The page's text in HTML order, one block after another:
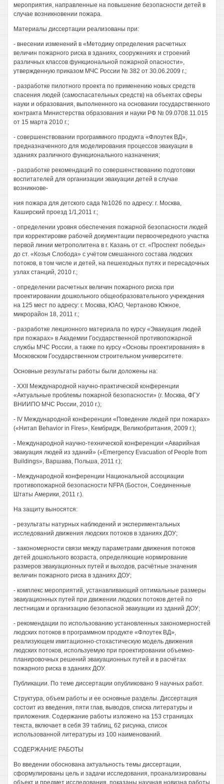
мероприятия, направленные на повышение безопасности детей в
случае возникновении пожара.
Материалы диссертации реализованы при:
- внесении изменений в «Методику определения расчетных
величин пожарного риска в зданиях, сооружениях и строений
различных классов функциональной пожарной опасности»,
утвержденную приказом МЧС России № 382 от 30.06.2009 г.;
- разработке пилотного проекта по применению новых средств
спасения людей (самоспасательных средств) на объектах сферы
науки и образования, выполненного на основании государственного
контракта Министерства образования и науки РФ № 09.0708.11.015
от 15 марта 2010 г.;
- совершенствовании программного продукта «Флоутек ВД»,
предназначенного для моделирования процессов эвакуации в
зданиях различного функционального назначения;
- разработке рекомендаций по совершенствованию подготовки
воспитателей для организации эвакуации детей в случае
возникнове-
ния пожара для детского сада №1026 по адресу: г. Москва,
Каширский проезд 1/1,2011 г.;
- определении уровня обеспечения пожарной безопасности людей
при корректировке рабочей документации первоочередного участка
первой линии метрополитена в г. Казань от ст. «Проспект победы»
до ст. «Козья Слобода» с учётом смешанного состава людских
потоков, в том числе и детей, на пешеходных путях и пересадочных
узлах станций, 2010 г.;
- определении расчетных величин пожарного риска при
проектировании дошкольного общеобразовательного учреждения
на 125 мест по адресу: г. Москва, ЮАО, Чертаново Южное,
микрорайон 18, 2011 г.;
- разработке лекционного материала по курсу «Эвакуация людей
при пожарах» в Академии Государственной противопожарной
службы МЧС России, а также по курсу «Основы проектирования» в
Московском Государственном строительном университете.
Основные результаты работы были доложены на:
- XXII Международной научно-практической конференции
«Актуальные проблемы пожарной безопасности» (г. Москва, ФГУ
ВНИИПО МЧС России, 2010 г.);
- IV Международной конференции «Поведение людей при пожарах»
(«Нитап Behavior in Fires», Кембридж, Великобритания, 2009 г.);
- Международной научно-технической конференции «Аварийная
эвакуация людей из зданий» («Emergency Evacuation of People from
Buildings», Варшава, Польша, 2011 г.);
- Международной конференции Национальной ассоциации
противопожарной безопасности NFPA (Бостон, Соединенные
Штаты Америки, 2011 г.).
На защиту выносятся:
- результаты натурных наблюдений и экспериментальных
исследований движения людских потоков в зданиях ДОУ;
- закономерности связи между параметрами движения потоков
детей дошкольного возраста, определяющие нормирование
размеров эвакуационных путей и выходов, расчётные значения
величин пожарного риска в зданиях ДОУ;
- комплекс мероприятий, устанавливающий оптимальные размеры
эвакуационных путей при движении людских потоков детей по
лестницам и организацию безопасной эвакуации из зданий ДОУ;
- рекомендации по использованию установленных закономерностей
людских потоков в программном продукте «Флоутек ВД»,
реализующем имитационно-стохастическую модель движения
людских потоков, используемую при проектировании объемно-
планировочных решений эвакуационных путей и в расчётах
пожарного риска в зданиях ДОУ.
Публикации. По теме диссертации опубликовано 9 научных работ.
Структура, объем работы и ее основные разделы. Диссертация
состоит из введения, пяти глав, выводов, списка литературы и
приложения. Содержание работы изложено на 153 страницах
текста, включает в себя 39 таблиц, 62 рисунка, список
использованной литературы из 100 наименований.
СОДЕРЖАНИЕ РАБОТЫ
Во введении обоснована актуальность темы диссертации,
сформулированы цель и задачи исследования, проанализированы
объект и предмет исследования, показаны научная новизна работы